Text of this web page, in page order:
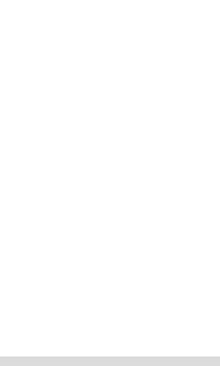
то специалисты
текстов,
и надежных скоб.
таких методов:
бумага
цены. У нас вы